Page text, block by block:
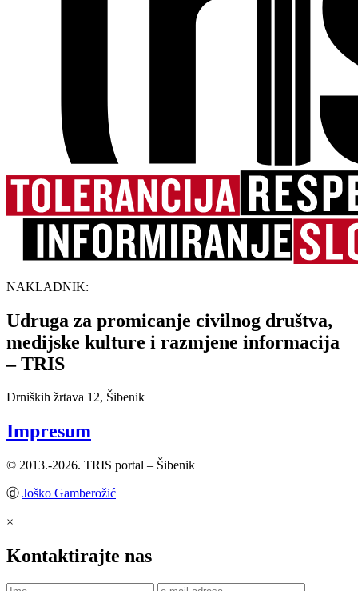
NAKLADNIK:
Udruga za promicanje civilnog društva,
medijske kulture i razmjene informacija
– TRIS
Drniških žrtava 12, Šibenik
Impresum
© 2013.-2026. TRIS portal – Šibenik
ⓓ Joško Gamberožić
×
Kontaktirajte nas